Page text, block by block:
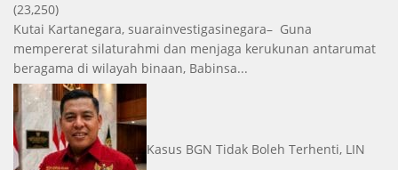
(23,250)
Kutai Kartanegara, suarainvestigasinegara– Guna
mempererat silaturahmi dan menjaga kerukunan antarumat
beragama di wilayah binaan, Babinsa...
Kasus BGN Tidak Boleh Terhenti, LIN